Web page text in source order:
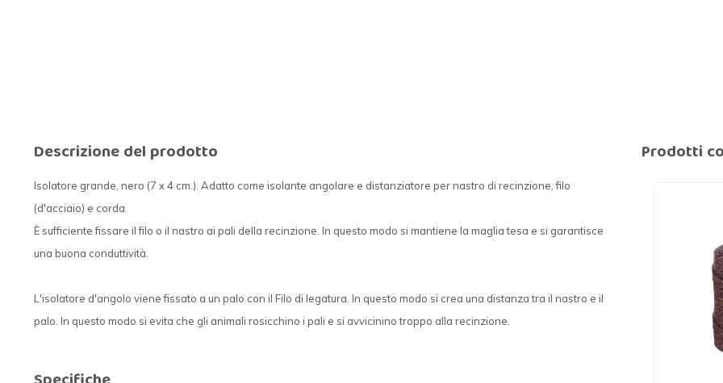
Descrizione del prodotto
Isolatore grande, nero (7 x 4 cm.). Adatto come isolante angolare e distanziatore per nastro di recinzione, filo
(d'acciaio) e corda.
È sufficiente fissare il filo o il nastro ai pali della recinzione. In questo modo si mantiene la maglia tesa e si garantisce
una buona conduttività.
L'isolatore d'angolo viene fissato a un palo con il Filo di legatura. In questo modo si crea una distanza tra il nastro e il
palo. In questo modo si evita che gli animali rosicchino i pali e si avvicinino troppo alla recinzione.
Prodotti